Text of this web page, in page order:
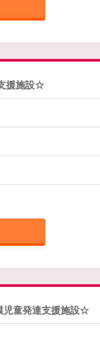
援施設☆
児童発達支援施設☆